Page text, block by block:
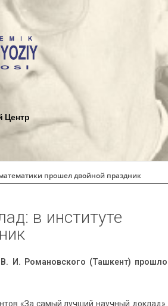
Центр
прошел двойной праздник
в институте
В. И. Романовского (Ташкент) прошло
«За самый лучший научный доклад».